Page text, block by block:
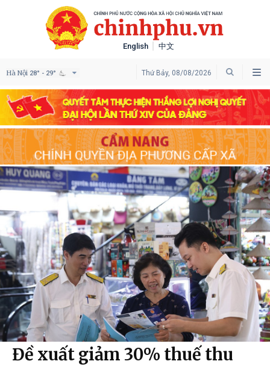
English 中文
Thứ Bảy, 08/08/2026
Hà Nội 28° - 29°
Đề xuất giảm 30% thuế thu